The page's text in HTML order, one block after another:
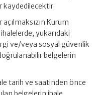
kaydedilecektir.
Kurum
yukarıdaki
ve/veya sosyal güvenlik
belgelerin
tarih ve saatinden önce